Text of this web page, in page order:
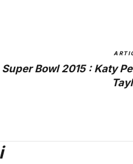
Super Bowl 2015 : Katy